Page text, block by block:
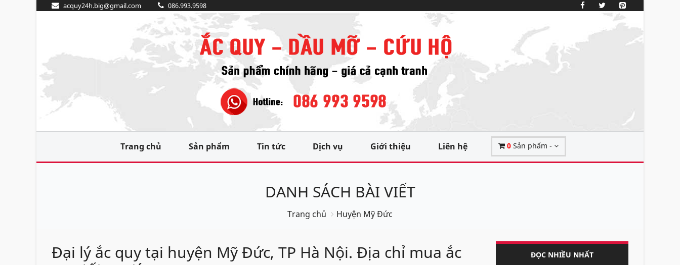
acquy24h.big@gmail.com 086.993.9598
Trang chủ Sản phẩm Tin tức Dịch vụ Giới thiệu Liên hệ 0Sản phẩm -
DANH SÁCH BÀI VIẾT
Trang chủ Huyện Mỹ Đức
Đại lý ắc quy tại huyện Mỹ Đức, TP Hà Nội. Địa chỉ mua ắc
ĐỌC NHIỀU NHẤT